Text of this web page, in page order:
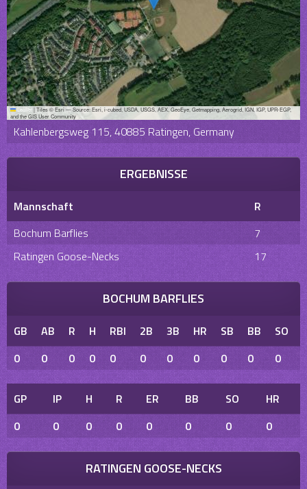
Leaflet |Tiles © Esri — Source: Esri, i-cubed, USDA, USGS, AEX, GeoEye, Getmapping, Aerogrid, IGN, IGP, UPR-EGP,
and the GIS User Community
Kahlenbergsweg 115, 40885 Ratingen, Germany
ERGEBNISSE
Mannschaft
R
Bochum Barflies
7
Ratingen Goose-Necks
17
BOCHUM BARFLIES
GB AB R H RBI 2B 3B HR SB BB SO
0
0 0 0 0 0 0 0 0 0 0
GP IP H R ER BB SO
HR
0
0 0 0 0 0 0 0
RATINGEN GOOSE-NECKS